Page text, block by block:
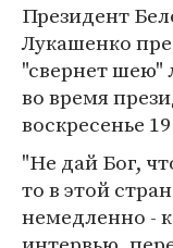
Президент
Лукашенко
"свернет шею"
во время
воскресенье
"Не дай Бог,
то в этой
немедленно -